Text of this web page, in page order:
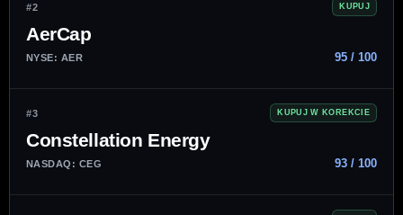
#2 KUPUJ
AerCap
NYSE: AER 95 / 100
#3 KUPUJ W KOREKCIE
Constellation Energy
NASDAQ: CEG 93 / 100